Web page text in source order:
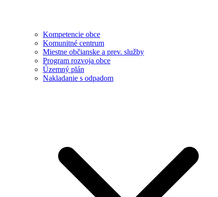
Kompetencie obce
Komunitné centrum
Miestne občianske a prev. služby
Program rozvoja obce
Územný plán
Nakladanie s odpadom